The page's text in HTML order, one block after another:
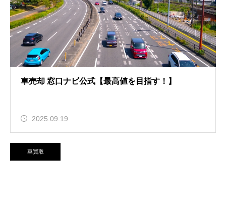
車売却 窓口ナビ公式【最高値を目指す！】
2025.09.19
車買取